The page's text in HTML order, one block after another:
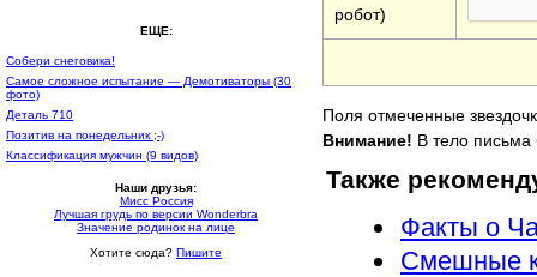
ЕЩЕ:
Собери снеговика!
Самое сложное испытание — Демотиваторы (30
фото)
Деталь 710
Позитив на понедельник ;-)
Классификация мужчин (9 видов)
Наши друзья:
Мисс Россия
Лучшая грудь по версии Wonderbra
Значение родинок на лице
Хотите сюда? Пишите
робот)
Поля отмеченные
Внимание! В тело письма
Также
Факты о
Смешные